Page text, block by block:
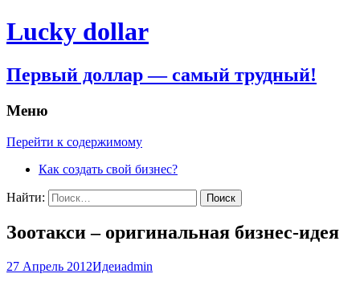
Lucky dollar
Первый доллар — самый трудный!
Меню
Перейти к содержимому
Как создать свой бизнес?
Найти:
Зоотакси – оригинальная бизнес-идея
27 Апрель 2012Идеиadmin